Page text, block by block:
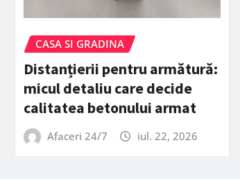
CASA SI GRADINA
Distanțierii pentru armătură:
micul detaliu care decide
calitatea betonului armat
Afaceri 24/7 iul. 22, 2026